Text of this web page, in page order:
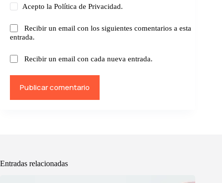
Acepto laPolítica de Privacidad.
Recibir un email con los siguientes comentarios a esta
entrada.
Recibir un email con cada nueva entrada.
Publicar comentario
Entradas relacionadas